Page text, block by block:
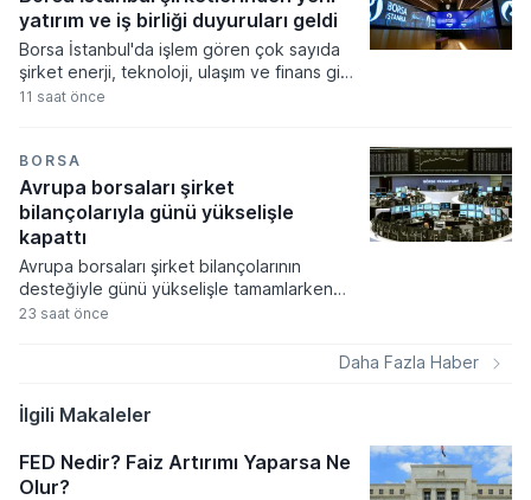
yatırım ve iş birliği duyuruları geldi
Borsa İstanbul'da işlem gören çok sayıda
şirket enerji, teknoloji, ulaşım ve finans gibi
farklı sektörlerde gerçekleştirdikleri yeni iş
Aydınlatma Platformu üzerinden duyurduğu
veriler arasında yüksek tutarlı ihale
kazanımları, stratejik distribütörlük
anlaşmaları ve üretim kapasitesini artıran
tesis yatırımları öne çıktı.
11 saat önce
BORSA
Avrupa borsaları şirket
bilançolarıyla günü yükselişle
kapattı
Avrupa borsaları şirket bilançolarının
desteğiyle günü yükselişle tamamlarken
yatırımcılar ekonomik verilere odaklandı.
tutuyor.
23 saat önce
Daha Fazla Haber
İlgili Makaleler
FED Nedir? Faiz Artırımı Yaparsa Ne
Olur?